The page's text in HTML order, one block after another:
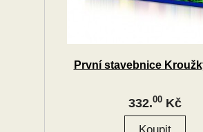
První stavebnice
332.00Kč